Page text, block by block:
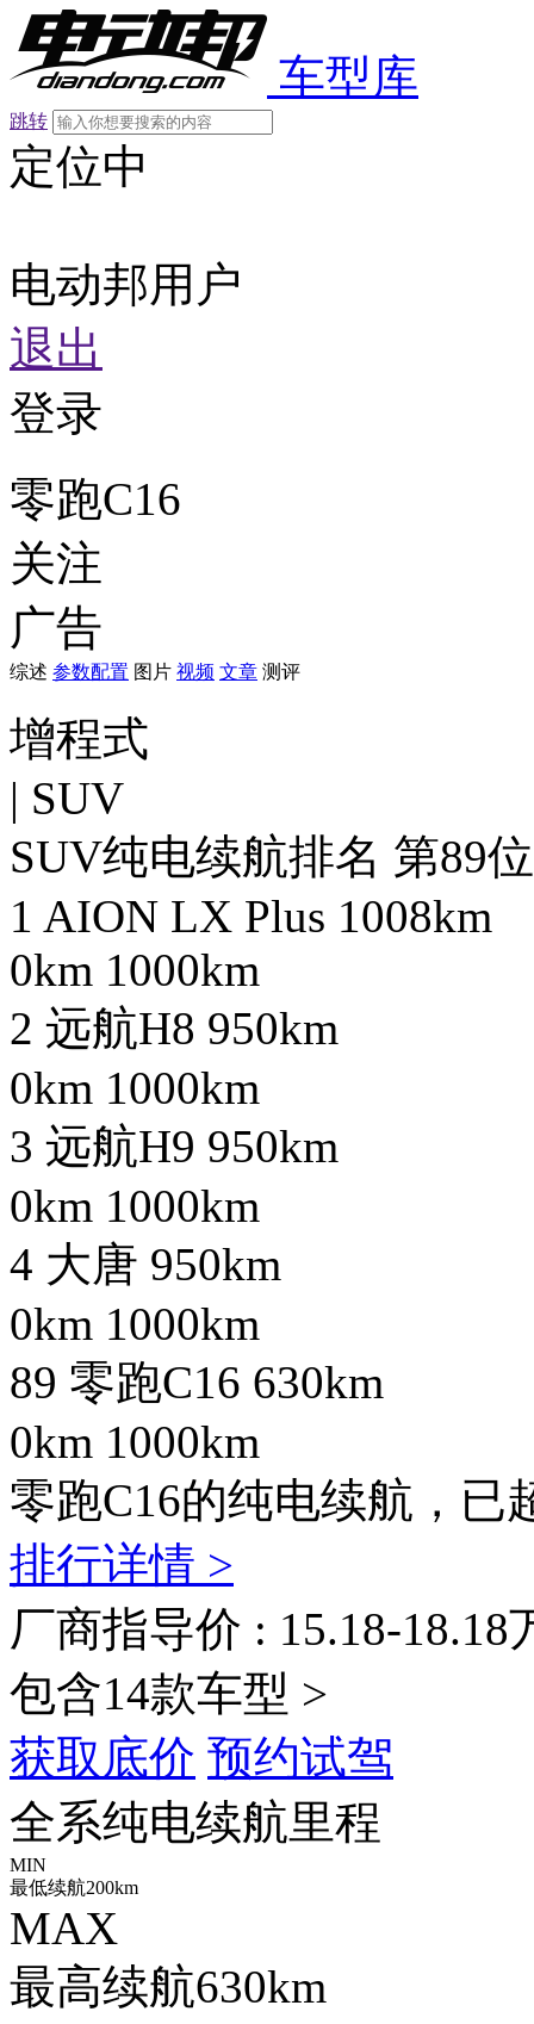
车型库
跳转
定位中
电动邦用户
退出
登录
零跑C16
关注
广告
综述 参数配置 图片 视频 文章 测评
增程式
| SUV
SUV纯电续航排名 第89位
1 AION LX Plus 1008km
0km 1000km
2 远航H8 950km
0km 1000km
3 远航H9 950km
0km 1000km
4 大唐 950km
0km 1000km
89 零跑C16 630km
0km 1000km
零跑C16的纯电续航，已
排行详情 >
厂商指导价 : 15.18-18.18
包含14款车型 >
获取底价 预约试驾
全系纯电续航里程
MIN
最低续航200km
MAX
最高续航630km